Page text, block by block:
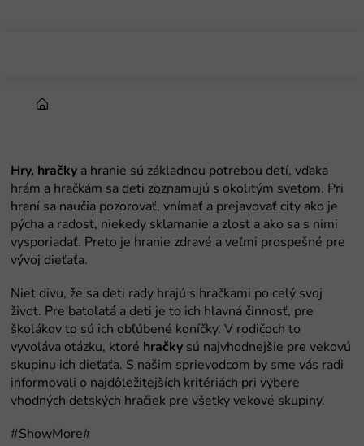
Domov
Hry, hračky a hranie sú základnou potrebou detí, vďaka
hrám a hračkám sa deti zoznamujú s okolitým svetom. Pri
hraní sa naučia pozorovať, vnímať a prejavovať city ako je
pýcha a radosť, niekedy sklamanie a zlosť a ako sa s nimi
vysporiadať. Preto je hranie zdravé a veľmi prospešné pre
vývoj dieťaťa.
Niet divu, že sa deti rady hrajú s hračkami po celý svoj
život. Pre batoľatá a deti je to ich hlavná činnosť, pre
školákov to sú ich obľúbené koníčky. V rodičoch to
vyvoláva otázku, ktoré hračky sú najvhodnejšie pre vekovú
skupinu ich dieťaťa. S našim sprievodcom by sme vás radi
informovali o najdôležitejších kritériách pri výbere
vhodných detských hračiek pre všetky vekové skupiny.
#ShowMore#